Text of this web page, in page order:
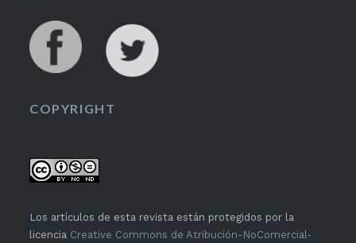
COPYRIGHT
Los artículos de esta revista están protegidos por la
licencia Creative Commons de Atribución-NoComercial-